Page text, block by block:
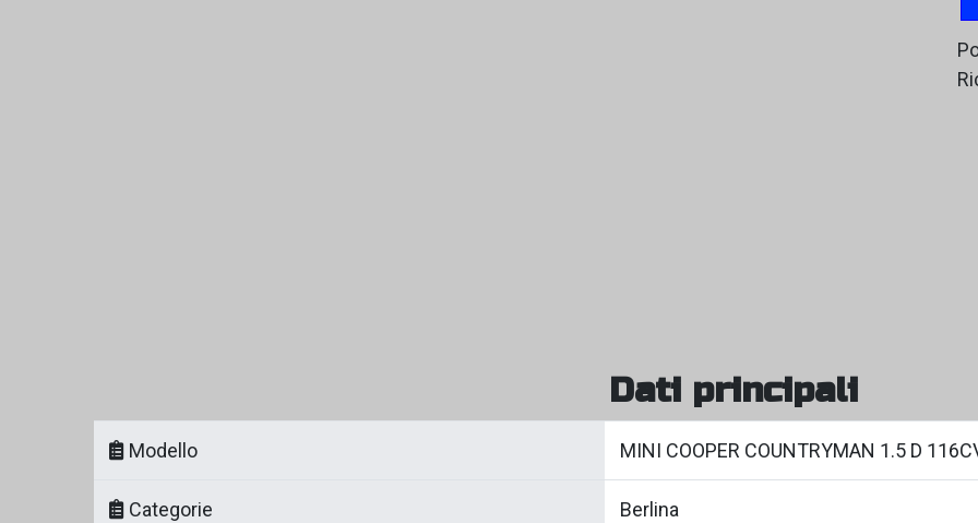
Dati principali
Modello MINI COOPER COUNTRYMAN 1.5 D
Categorie Berlina